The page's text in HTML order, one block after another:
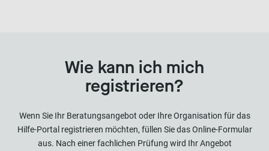
Wie kann ich mich
registrieren?
Wenn Sie Ihr Beratungsangebot oder Ihre Organisation für das
Hilfe-Portal registrieren möchten, füllen Sie das Online-Formular
aus. Nach einer fachlichen Prüfung wird Ihr Angebot